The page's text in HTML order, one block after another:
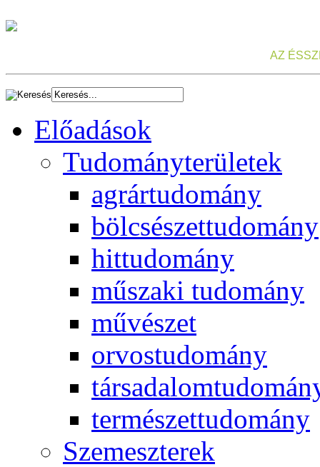
AZ
Előadások
Tudományterületek
agrártudomány
bölcsészettudomány
hittudomány
műszaki tudomány
művészet
orvostudomány
természettudomány
Szemeszterek